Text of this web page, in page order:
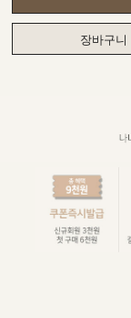
장바구니